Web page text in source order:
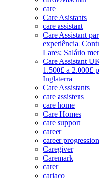
care
Care Asistants
care assistant
Care Assistant
experiência;
Lares; Salário
Care Assistant
1.500£ a 2.000£
Inglaterra
Care Assistants
care assistens
care home
Care Homes
care support
career
career progression
Caregiver
Caremark
carer
cariaco